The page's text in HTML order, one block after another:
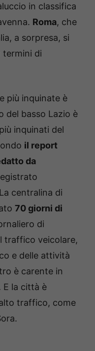
in classifica
Roma, che
a sorpresa, si
termini di
più inquinate è
del basso Lazio è
inquinati del
il report
da
centralina di
70 giorni di
di
traffico veicolare,
e delle attività
è carente in
la città è
traffico, come